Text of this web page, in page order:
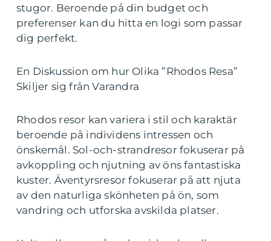
stugor. Beroende på din budget och
preferenser kan du hitta en logi som passar
dig perfekt.
En Diskussion om hur Olika ”Rhodos Resa”
Skiljer sig från Varandra
Rhodos resor kan variera i stil och karaktär
beroende på individens intressen och
önskemål. Sol-och-strandresor fokuserar på
avkoppling och njutning av öns fantastiska
kuster. Äventyrsresor fokuserar på att njuta
av den naturliga skönheten på ön, som
vandring och utforska avskilda platser.